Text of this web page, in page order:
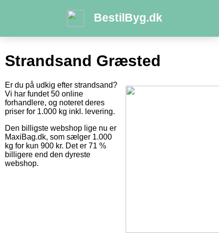
BestilByg.dk
Strandsand Græsted
Er du på udkig efter strandsand?
Vi har fundet 50 online
forhandlere, og noteret deres
priser for 1.000 kg inkl. levering.
Den billigste webshop lige nu er
MaxiBag.dk, som sælger 1.000
kg for kun 900 kr. Det er 71 %
billigere end den dyreste
webshop.